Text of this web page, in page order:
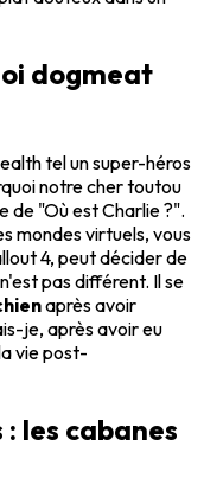
dogmeat
tel un super-héros
notre cher toutou
de "Où est Charlie ?".
mondes virtuels, vous
4, peut décider de
pas différent. Il se
après avoir
je, après avoir eu
vie post-
les cabanes